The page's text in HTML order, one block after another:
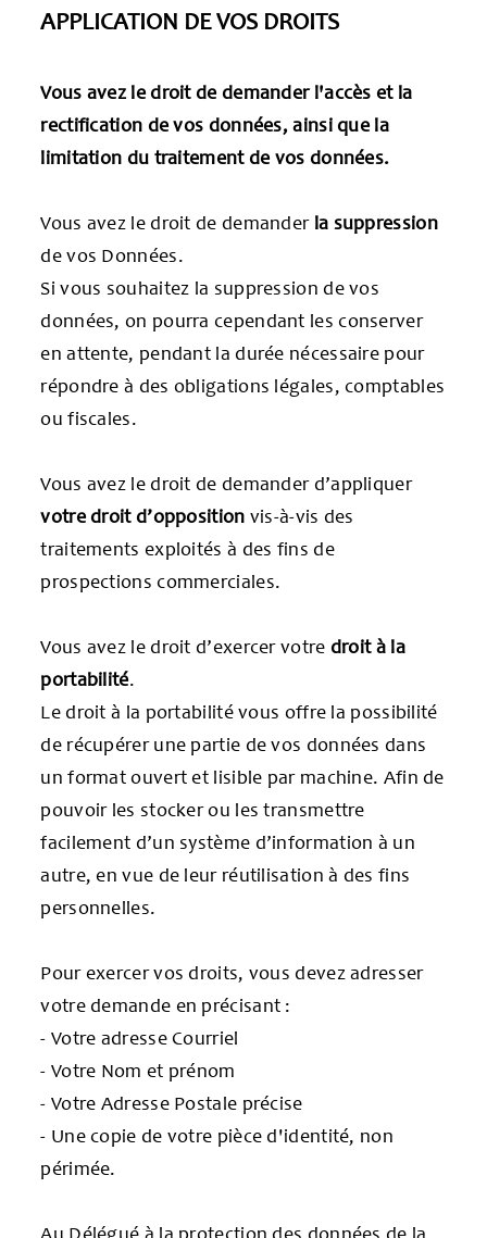
APPLICATION DE VOS DROITS
Vous avez le droit de demander l'accès et la
rectification de vos données, ainsi que la
limitation du traitement de vos données.
Vous avez le droit de demander la suppression
de vos Données.
Si vous souhaitez la suppression de vos
données, on pourra cependant les conserver
en attente, pendant la durée nécessaire pour
répondre à des obligations légales, comptables
ou fiscales.
Vous avez le droit de demander d’appliquer
votre droit d’opposition vis-à-vis des
traitements exploités à des fins de
prospections commerciales.
Vous avez le droit d’exercer votre droit à la
portabilité.
Le droit à la portabilité vous offre la possibilité
de récupérer une partie de vos données dans
un format ouvert et lisible par machine. Afin de
pouvoir les stocker ou les transmettre
facilement d’un système d’information à un
autre, en vue de leur réutilisation à des fins
personnelles.
Pour exercer vos droits, vous devez adresser
votre demande en précisant :
- Votre adresse Courriel
- Votre Nom et prénom
- Votre Adresse Postale précise
- Une copie de votre pièce d'identité, non
périmée.